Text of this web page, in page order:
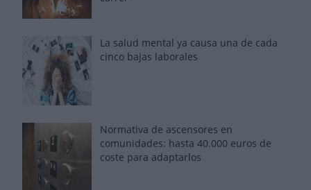
La salud mental ya causa una de cada
cinco bajas laborales
Normativa de ascensores en
comunidades: hasta 40.000 euros de
coste para adaptarlos